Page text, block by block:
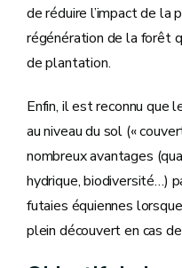
de réduire l’impact de la
régénération de la forêt
de plantation.
Enfin, il est reconnu que
au niveau du sol («
nombreux avantages
hydrique, biodiversité…)
futaies équiennes
plein découvert en cas